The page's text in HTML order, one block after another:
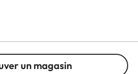
un magasin